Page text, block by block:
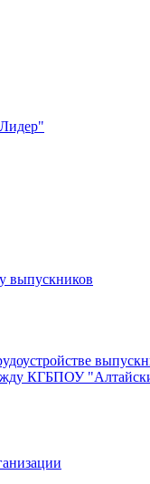
выпускников
КГБПОУ